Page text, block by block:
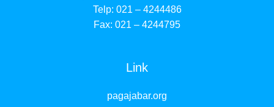
Telp: 021 – 4244486
Fax: 021 – 4244795
Link
pagajabar.org